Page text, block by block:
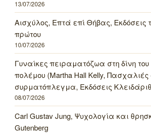
13/07/2026
Αισχύλος, Επτά επί Θήβας, Εκδόσεις
πρώτου
10/07/2026
Γυναίκες πειραματόζωα στη δίνη
πολέμου (Martha Hall Kelly, Πασχαλιές
συρματόπλεγμα, Εκδόσεις
08/07/2026
Carl Gustav Jung, Ψυχολογία και
Gutenberg